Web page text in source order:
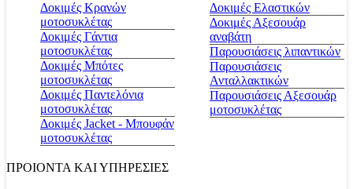
Δοκιμές Κρανών
μοτοσυκλέτας
Δοκιμές Γάντια
μοτοσυκλέτας
Δοκιμές Μπότες
μοτοσυκλέτας
Δοκιμές Παντελόνια
μοτοσυκλέτας
Δοκιμές Jacket - Μπουφάν
μοτοσυκλέτας
Δοκιμές Ελαστικών
Δοκιμές Αξεσουάρ
αναβάτη
Παρουσιάσεις λιπαντικών
Παρουσιάσεις
Ανταλλακτικών
Παρουσιάσεις Αξεσουάρ
μοτοσυκλέτας
ΠΡΟΙΟΝΤΑ ΚΑΙ ΥΠΗΡΕΣΙΕΣ